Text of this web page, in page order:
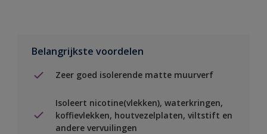
Belangrijkste voordelen
Zeer goed isolerende matte muurverf
Isoleert nicotine(vlekken), waterkringen,
koffievlekken, houtvezelplaten, viltstift en
andere vervuilingen